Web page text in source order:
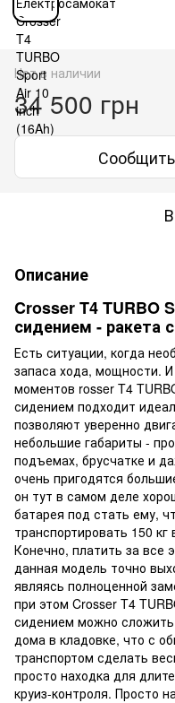
Нет в наличии
34 500 грн
Описание
Crosser T4 TURBO
сидением - ракета
Есть ситуации, когда
запаса хода, мощности.
моментов rosser T4
сидением подходит
позволяют уверенно
небольшие габариты -
подъемах, брусчатке и
очень пригодятся
он тут в самом деле
батарея под стать ему,
транспортировать 150
Конечно, платить за все
данная модель точно
являясь полноценной
при этом Crosser T4
сидением можно
дома в кладовке, что с
транспортом сделать
просто находка для
круиз-контроля. Просто